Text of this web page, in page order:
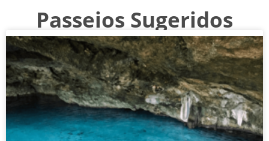
Passeios Sugeridos